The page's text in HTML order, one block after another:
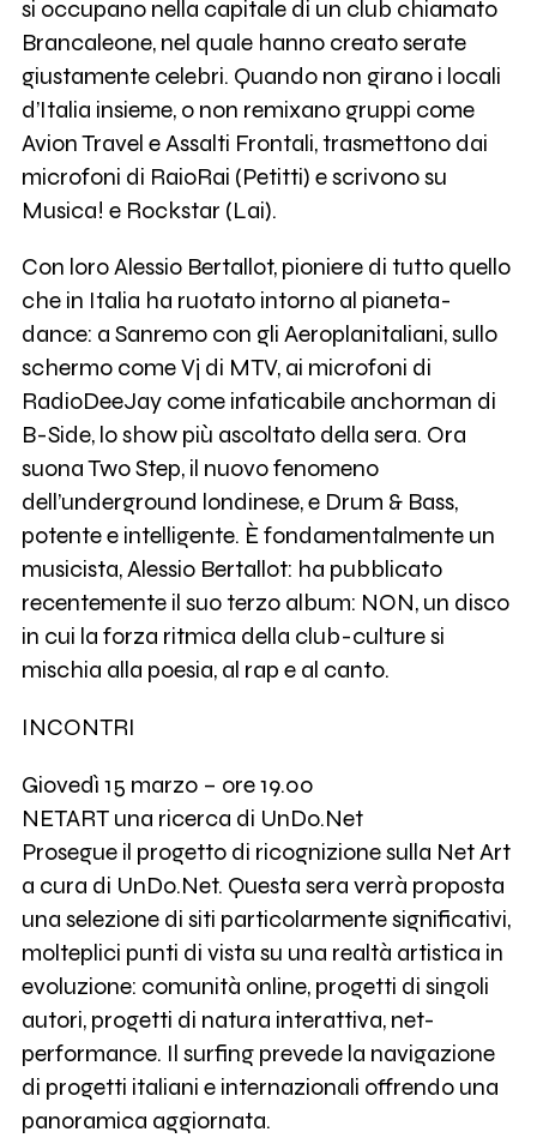
si occupano nella capitale di un club chiamato
Brancaleone, nel quale hanno creato serate
giustamente celebri. Quando non girano i locali
d’Italia insieme, o non remixano gruppi come
Avion Travel e Assalti Frontali, trasmettono dai
microfoni di RaioRai (Petitti) e scrivono su
Musica! e Rockstar (Lai).
Con loro Alessio Bertallot, pioniere di tutto quello
che in Italia ha ruotato intorno al pianeta-
dance: a Sanremo con gli Aeroplanitaliani, sullo
schermo come Vj di MTV, ai microfoni di
RadioDeeJay come infaticabile anchorman di
B-Side, lo show più ascoltato della sera. Ora
suona Two Step, il nuovo fenomeno
dell’underground londinese, e Drum & Bass,
potente e intelligente. È fondamentalmente un
musicista, Alessio Bertallot: ha pubblicato
recentemente il suo terzo album: NON, un disco
in cui la forza ritmica della club-culture si
mischia alla poesia, al rap e al canto.
INCONTRI
Giovedì 15 marzo – ore 19.00
NETART una ricerca di UnDo.Net
Prosegue il progetto di ricognizione sulla Net Art
a cura di UnDo.Net. Questa sera verrà proposta
una selezione di siti particolarmente significativi,
molteplici punti di vista su una realtà artistica in
evoluzione: comunità online, progetti di singoli
autori, progetti di natura interattiva, net-
performance. Il surfing prevede la navigazione
di progetti italiani e internazionali offrendo una
panoramica aggiornata.